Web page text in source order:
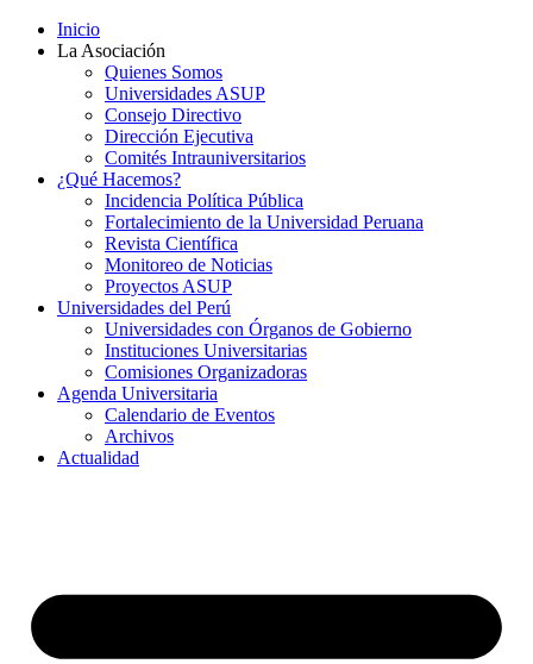
Inicio
La Asociación
Quienes Somos
Universidades ASUP
Consejo Directivo
Dirección Ejecutiva
Comités Intrauniversitarios
¿Qué Hacemos?
Incidencia Política Pública
Fortalecimiento de la Universidad Peruana
Revista Científica
Monitoreo de Noticias
Proyectos ASUP
Universidades del Perú
Universidades con Órganos de Gobierno
Instituciones Universitarias
Comisiones Organizadoras
Agenda Universitaria
Calendario de Eventos
Archivos
Actualidad